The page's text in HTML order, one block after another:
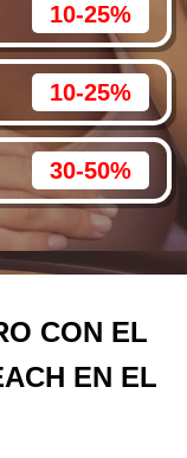
10-25%
10-25%
30-50%
CON EL
EN EL